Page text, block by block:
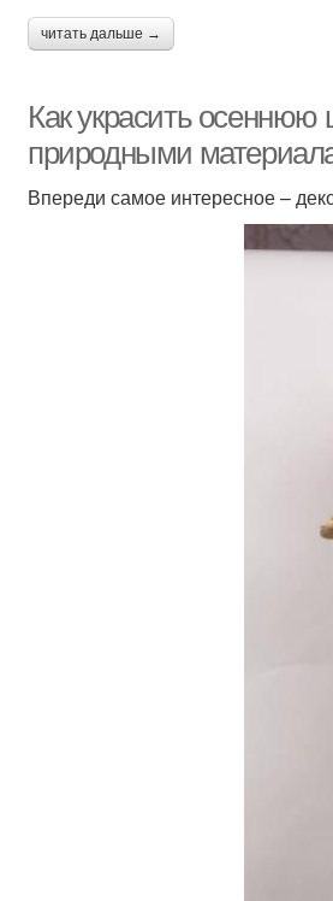
читать дальше →
Как украсить
природными
Впереди самое интересное –